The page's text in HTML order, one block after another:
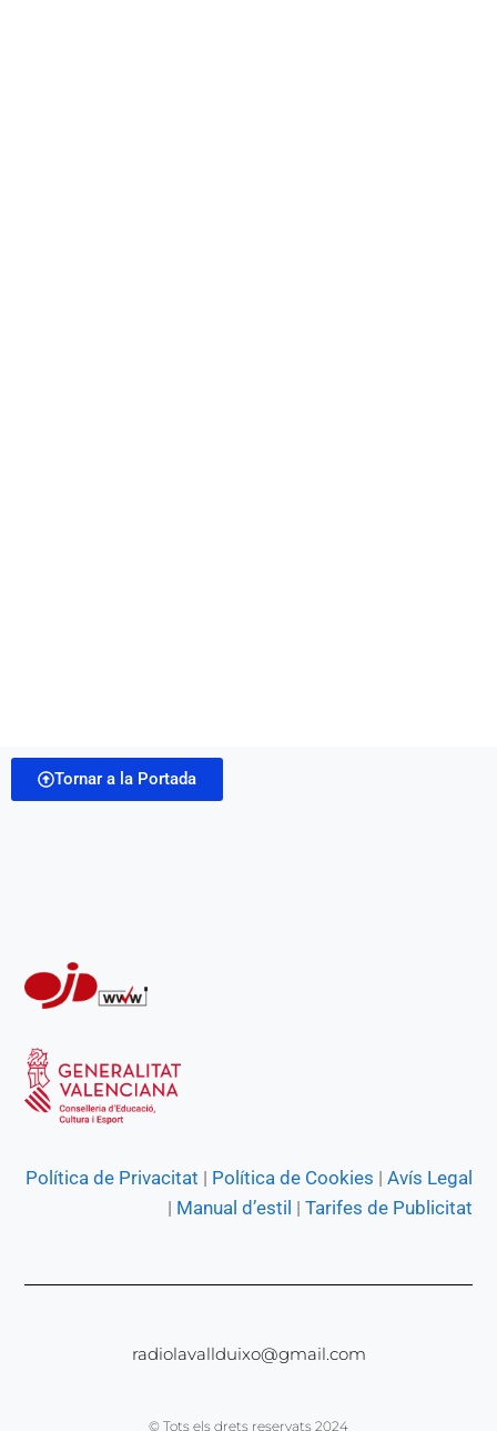
Tornar a la Portada
Política de Privacitat | Política de Cookies | Avís Legal
| Manual d’estil | Tarifes de Publicitat
radiolavallduixo@gmail.com
© Tots els drets reservats 2024